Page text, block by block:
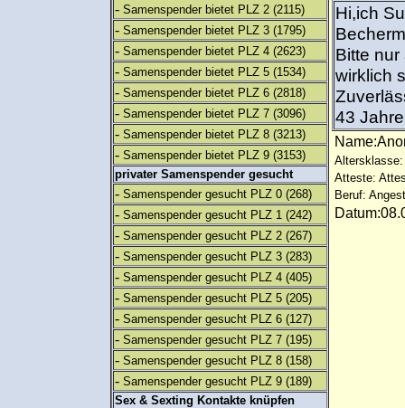
- Samenspender bietet PLZ 2 (2115)
- Samenspender bietet PLZ 3 (1795)
- Samenspender bietet PLZ 4 (2623)
- Samenspender bietet PLZ 5 (1534)
- Samenspender bietet PLZ 6 (2818)
- Samenspender bietet PLZ 7 (3096)
- Samenspender bietet PLZ 8 (3213)
- Samenspender bietet PLZ 9 (3153)
privater Samenspender gesucht
- Samenspender gesucht PLZ 0 (268)
- Samenspender gesucht PLZ 1 (242)
- Samenspender gesucht PLZ 2 (267)
- Samenspender gesucht PLZ 3 (283)
- Samenspender gesucht PLZ 4 (405)
- Samenspender gesucht PLZ 5 (205)
- Samenspender gesucht PLZ 6 (127)
- Samenspender gesucht PLZ 7 (195)
- Samenspender gesucht PLZ 8 (158)
- Samenspender gesucht PLZ 9 (189)
Sex & Sexting Kontakte knüpfen
Hi,ich
Bitte
wirklich
43
Altersklasse:
Atteste:
Beruf: